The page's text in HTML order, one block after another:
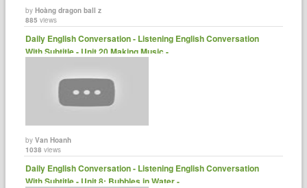
byHoàng dragon ball z
885 views
Daily English Conversation - Listening English Conversation
With Subtitle - Unit 20 Making Music -......
byVan Hoanh
1038 views
Daily English Conversation - Listening English Conversation
With Subtitle - Unit 8: Bubbles in Water -......